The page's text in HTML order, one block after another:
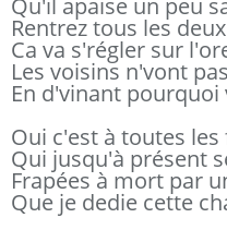
Qu'il apaise un peu
Rentrez tous les
Ca va s'régler sur
Les voisins n'vont
En d'vinant pourquoi
Oui c'est à toutes
Qui jusqu'à présent
Frapées à mort par
Que je dedie cette